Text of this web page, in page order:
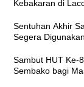
Kebakaran di
Sentuhan Akhir
Segera Digunakan
Sambut HUT Ke-
Sembako bagi